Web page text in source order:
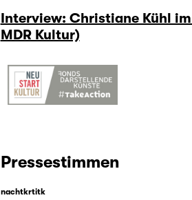
Interview: Christiane Kühl
MDR Kultur)
Pressestimmen
nachtkrtitk